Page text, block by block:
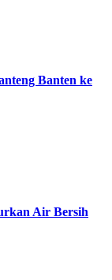
Banten ke
Air Bersih